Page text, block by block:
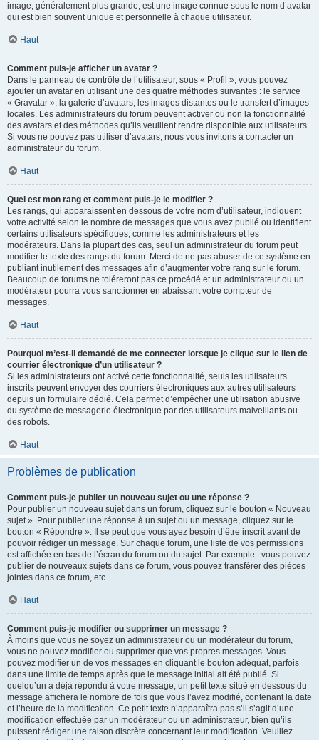
image, généralement plus grande, est une image connue sous le nom d’avatar
qui est bien souvent unique et personnelle à chaque utilisateur.
Haut
Comment puis-je afficher un avatar ?
Dans le panneau de contrôle de l’utilisateur, sous « Profil », vous pouvez
ajouter un avatar en utilisant une des quatre méthodes suivantes : le service
« Gravatar », la galerie d’avatars, les images distantes ou le transfert d’images
locales. Les administrateurs du forum peuvent activer ou non la fonctionnalité
des avatars et des méthodes qu’ils veuillent rendre disponible aux utilisateurs.
Si vous ne pouvez pas utiliser d’avatars, nous vous invitons à contacter un
administrateur du forum.
Haut
Quel est mon rang et comment puis-je le modifier ?
Les rangs, qui apparaissent en dessous de votre nom d’utilisateur, indiquent
votre activité selon le nombre de messages que vous avez publié ou identifient
certains utilisateurs spécifiques, comme les administrateurs et les
modérateurs. Dans la plupart des cas, seul un administrateur du forum peut
modifier le texte des rangs du forum. Merci de ne pas abuser de ce système en
publiant inutilement des messages afin d’augmenter votre rang sur le forum.
Beaucoup de forums ne toléreront pas ce procédé et un administrateur ou un
modérateur pourra vous sanctionner en abaissant votre compteur de
messages.
Haut
Pourquoi m’est-il demandé de me connecter lorsque je clique sur le lien de
courrier électronique d’un utilisateur ?
Si les administrateurs ont activé cette fonctionnalité, seuls les utilisateurs
inscrits peuvent envoyer des courriers électroniques aux autres utilisateurs
depuis un formulaire dédié. Cela permet d’empêcher une utilisation abusive
du système de messagerie électronique par des utilisateurs malveillants ou
des robots.
Haut
Problèmes de publication
Comment puis-je publier un nouveau sujet ou une réponse ?
Pour publier un nouveau sujet dans un forum, cliquez sur le bouton « Nouveau
sujet ». Pour publier une réponse à un sujet ou un message, cliquez sur le
bouton « Répondre ». Il se peut que vous ayez besoin d’être inscrit avant de
pouvoir rédiger un message. Sur chaque forum, une liste de vos permissions
est affichée en bas de l’écran du forum ou du sujet. Par exemple : vous pouvez
publier de nouveaux sujets dans ce forum, vous pouvez transférer des pièces
jointes dans ce forum, etc.
Haut
Comment puis-je modifier ou supprimer un message ?
À moins que vous ne soyez un administrateur ou un modérateur du forum,
vous ne pouvez modifier ou supprimer que vos propres messages. Vous
pouvez modifier un de vos messages en cliquant le bouton adéquat, parfois
dans une limite de temps après que le message initial ait été publié. Si
quelqu’un a déjà répondu à votre message, un petit texte situé en dessous du
message affichera le nombre de fois que vous l’avez modifié, contenant la date
et l’heure de la modification. Ce petit texte n’apparaîtra pas s’il s’agit d’une
modification effectuée par un modérateur ou un administrateur, bien qu’ils
puissent rédiger une raison discrète concernant leur modification. Veuillez